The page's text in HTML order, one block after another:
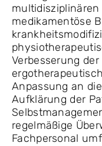
medikamentöse
Verbesserung
Anpassung an
Aufklärung der
regelmäßige
Fachpersonal